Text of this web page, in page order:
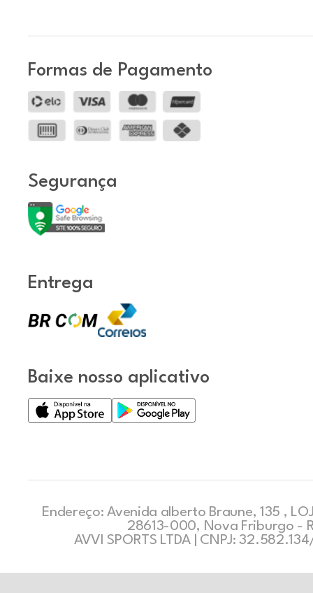
Formas de Pagamento
Segurança
Entrega
Baixe nosso aplicativo
Endereço: Avenida alberto Braune, 135 ,
28613-000, Nova Friburgo -
AVVI SPORTS LTDA | CNPJ: